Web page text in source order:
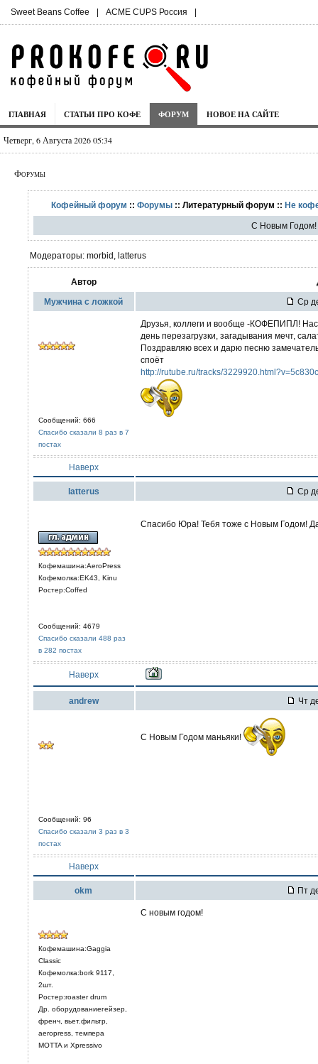
Sweet Beans Coffee | ACME CUPS Россия |
ГЛАВНАЯ СТАТЬИ ПРО КОФЕ ФОРУМ НОВОЕ НА САЙТЕ
Четверг, 6 Августа 2026 05:34
Форумы
Кофейный форум :: Форумы :: Литературный форум :: Не
С Новым Годом!
Модераторы: morbid, latterus
Автор
Мужчина с ложкой Ср
Сообщений: 666
Спасибо сказали 8 раз в 7
постах
Друзья, коллеги и вообще -КОФЕПИПЛ!
день перезагрузки, загадывания мечт,
Поздравляю всех и дарю песню
споёт
http://rutube.ru/tracks/
Наверх
latterus Ср
Кофемашина:AeroPress
Кофемолка:EK43, Kinu
Ростер:Coffed
Сообщений: 4679
Спасибо сказали 488 раз
в 282 постах
Спасибо Юра! Тебя тоже с Новым Годом!
Наверх
andrew Чт
Сообщений: 96
Спасибо сказали 3 раз в 3
постах
С Новым Годом маньяки!
Наверх
okm Пт
Кофемашина:Gaggia
Classic
Кофемолка:bork 9117,
2шт.
Ростер:roaster drum
Др. оборудованиегейзер,
френч, вьет.фильтр,
aeropress, темпера
MOTTA и Xpressivo
С новым годом!